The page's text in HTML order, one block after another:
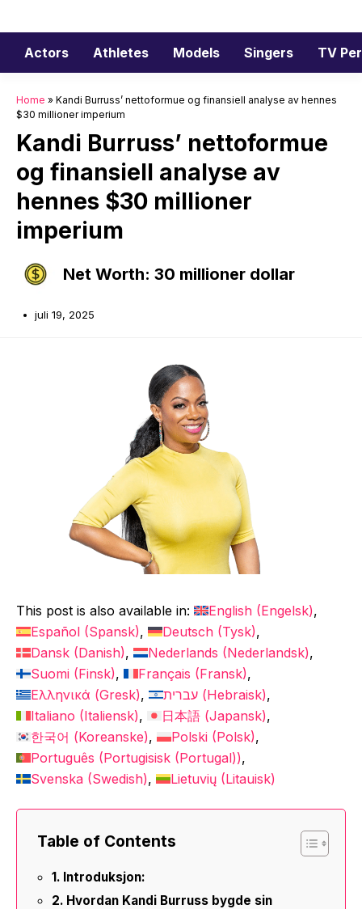
til
innholdActors Athletes Models Singers TV
Home » Kandi Burruss’ nettoformue og finansiell analyse av hennes
$30 millioner imperium
Kandi Burruss’ nettoformue
og finansiell analyse av
hennes $30 millioner
imperium
Net Worth: 30 millioner dollar
juli 19, 2025
This post is also available in: English (Engelsk)
Español (Spansk) Deutsch (Tysk)
Dansk (Danish) Nederlands (Nederlandsk)
Suomi (Finsk) Français (Fransk)
Ελληνικά (Gresk) עברית (Hebraisk)
Italiano (Italiensk) 日本語 (Japansk)
한국어 (Koreanske) Polski (Polsk)
Português (Portugisisk (Portugal))
Svenska (Swedish) Lietuvių (Litauisk)
Table of Contents
Introduksjon:
Hvordan Kandi Burruss bygde sin